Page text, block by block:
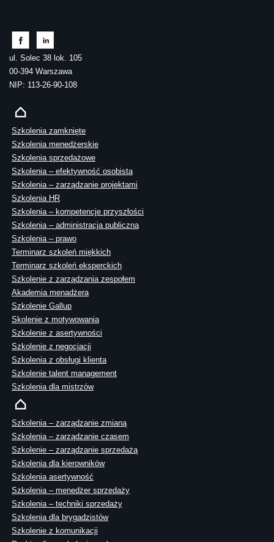
ul. Solec 38 lok. 105
00-394 Warszawa
NIP: 113-26-90-108
Szkolenia zamknięte
Szkolenia menedżerskie
Szkolenia sprzedażowe
Szkolenia – efektywność osobista
Szkolenia – zarządzanie projektami
Szkolenia HR
Szkolenia – kompetencje przyszłości
Szkolenia – administracja publiczna
Szkolenia – prawo
Terminarz szkoleń miękkich
Terminarz szkoleń eksperckich
Szkolenie z zarządzania zespołem
Akademia menadżera
Szkolenie Gallup
Skolenie z motywowania
Szkolenie z asertywności
Szkolenie z negocjacji
Szkolenia z obsługi klienta
Szkolenie talent management
Szkolenia dla mistrzów
Szkolenia – zarządzanie zmianą
Szkolenia – zarządzanie czasem
Szkolenie – zarządzanie sprzedażą
Szkolenia dla kierowników
Szkolenia asertywność
Szkolenia – menedżer sprzedaży
Szkolenia – techniki sprzedaży
Szkolenia dla brygadzistów
Szkolenie z komunikacji